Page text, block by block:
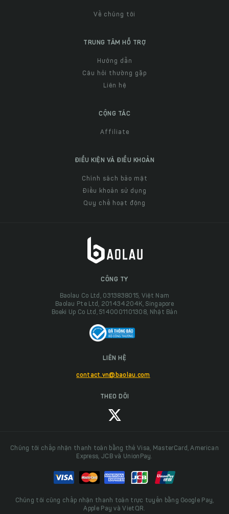
Về chúng tôi
TRUNG TÂM HỖ TRỢ
Hướng dẫn
Câu hỏi thường gặp
Liên hệ
CỘNG TÁC
Affiliate
ĐIỀU KIỆN VÀ ĐIỀU KHOẢN
Chính sách bảo mật
Điều khoản sử dụng
Quy chế hoạt động
CÔNG TY
Baolau Co Ltd, 0313838015, Việt Nam
Baolau Pte Ltd, 201434204K, Singapore
Boeki Up Co Ltd, 5140001101308, Nhật Bản
LIÊN HỆ
contact.vn@baolau.com
THEO DÕI
Chúng tôi chấp nhận thanh toán bằng thẻ Visa, MasterCard, American
Express, JCB và UnionPay.
Chúng tôi cũng chấp nhận thanh toán trực tuyến bằng Google Pay,
Apple Pay và VietQR.